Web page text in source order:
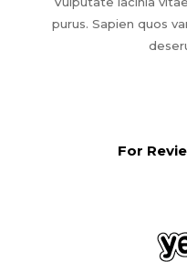
purus. Sapien quos
For